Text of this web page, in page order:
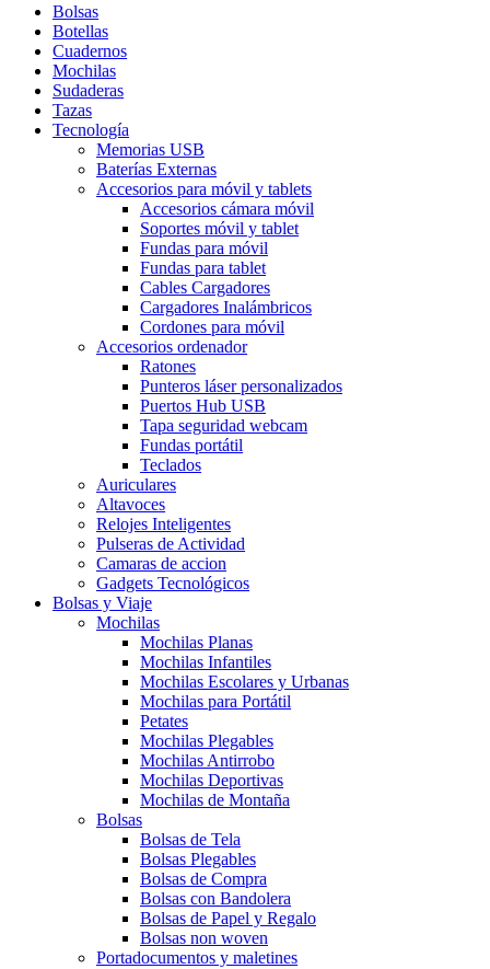
Bolsas
Botellas
Cuadernos
Mochilas
Sudaderas
Tazas
Tecnología
Memorias USB
Baterías Externas
Accesorios para móvil y tablets
Accesorios cámara móvil
Soportes móvil y tablet
Fundas para móvil
Fundas para tablet
Cables Cargadores
Cargadores Inalámbricos
Cordones para móvil
Accesorios ordenador
Ratones
Punteros láser personalizados
Puertos Hub USB
Tapa seguridad webcam
Fundas portátil
Teclados
Auriculares
Altavoces
Relojes Inteligentes
Pulseras de Actividad
Camaras de accion
Gadgets Tecnológicos
Bolsas y Viaje
Mochilas
Mochilas Planas
Mochilas Infantiles
Mochilas Escolares y Urbanas
Mochilas para Portátil
Petates
Mochilas Plegables
Mochilas Antirrobo
Mochilas Deportivas
Mochilas de Montaña
Bolsas
Bolsas de Tela
Bolsas Plegables
Bolsas de Compra
Bolsas con Bandolera
Bolsas de Papel y Regalo
Bolsas non woven
Portadocumentos y maletines